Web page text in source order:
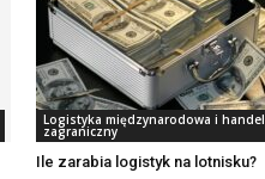
Logistyka międzynarodowa i handel
zagraniczny
Ile zarabia logistyk na lotnisku?